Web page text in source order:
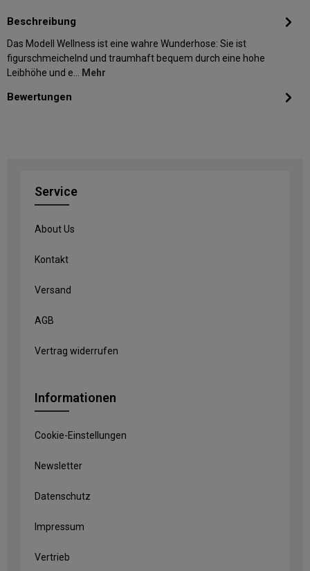
Beschreibung
Das Modell Wellness ist eine wahre Wunderhose: Sie ist
figurschmeichelnd und traumhaft bequem durch eine hohe
Leibhöhe und e… Mehr
Bewertungen
Service
About Us
Kontakt
Versand
AGB
Vertrag widerrufen
Informationen
Cookie-Einstellungen
Newsletter
Datenschutz
Impressum
Vertrieb